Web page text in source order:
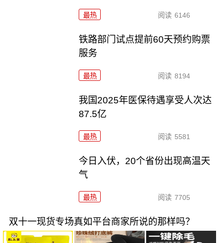
最热 阅读 6146
铁路部门试点提前60天预约购票
服务
最热 阅读 8194
我国2025年医保待遇享受人次达
87.5亿
最热 阅读 5581
今日入伏，20个省份出现高温天
气
最热 阅读 7705
双十一现货专场真如平台商家所说的那样吗？